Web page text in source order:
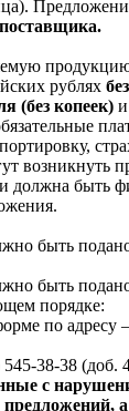
рублях
(без копеек)
возникнуть
и должна быть
быть
быть
порядке:
по адресу –
38-38 (доб.
с
предложений,